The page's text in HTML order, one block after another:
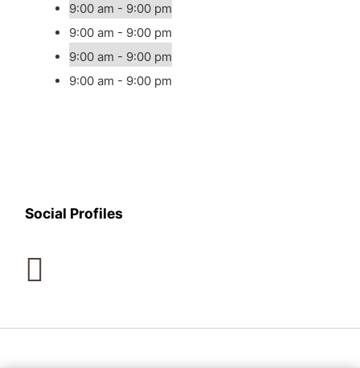
9:00 am - 9:00 pm
9:00 am - 9:00 pm
9:00 am - 9:00 pm
9:00 am - 9:00 pm
Social Profiles